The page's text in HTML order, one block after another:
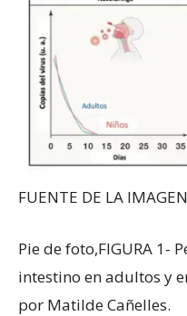
FUENTE DE LA
Pie de foto,FIGURA 1-
intestino en adultos y
por Matilde Cañelles.